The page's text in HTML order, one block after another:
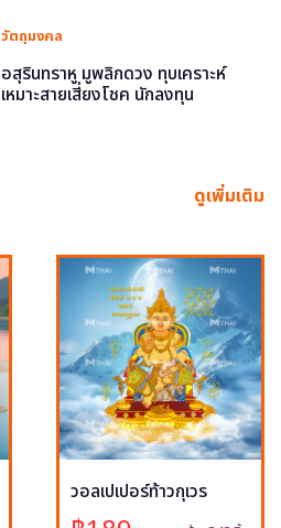
วัตถุมงคล
อสุรินทราหู มูพลิกดวง ทุบเคราะห์
เหมาะสายเสี่ยงโชค นักลงทุน
ดูเพิ่มเติม
วอลเปเปอร์ท้าวกุเวร